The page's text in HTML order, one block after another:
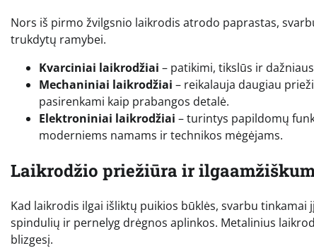
Nors iš pirmo žvilgsnio laikrodis atrodo paprastas,
trukdytų ramybei.
Kvarciniai laikrodžiai – patikimi, tikslūs ir
Mechaniniai laikrodžiai – reikalauja daugiau
pasirenkami kaip prabangos detalė.
Elektroniniai laikrodžiai – turintys papildomų
moderniems namams ir technikos mėgėjams.
Laikrodžio priežiūra ir
Kad laikrodis ilgai išliktų puikios būklės, svarbu
spindulių ir pernelyg drėgnos aplinkos. Metalinius
blizgesį.